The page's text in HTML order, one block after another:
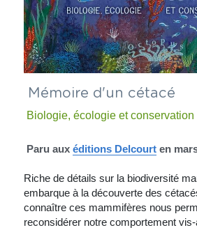
Mémoire d'un cétacé
Biologie, écologie et conservation
Paru aux éditions Delcourt en
Riche de détails sur la biodiversité
embarque à la découverte des
connaître ces mammifères nous
reconsidérer notre comportement